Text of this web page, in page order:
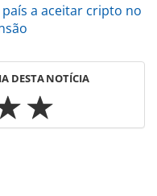
a aceitar cripto no
DESTA NOTÍCIA